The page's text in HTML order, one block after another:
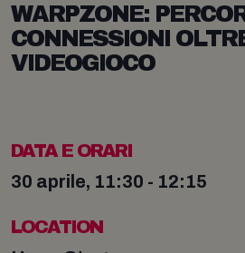
WARPZONE:
CONNESSIONI
VIDEOGIOCO
DATA E ORARI
30 aprile, 11:30 - 12:15
LOCATION